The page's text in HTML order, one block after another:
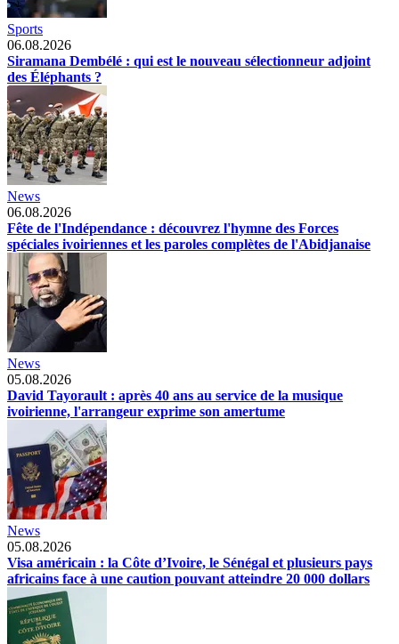
Sports
06.08.2026
Siramana Dembélé : qui est le nouveau sélectionneur adjoint
des Éléphants ?
News
06.08.2026
Fête de l'Indépendance : découvrez l'hymne des Forces
spéciales ivoiriennes et les paroles complètes de l'Abidjanaise
News
05.08.2026
David Tayorault : après 40 ans au service de la musique
ivoirienne, l'arrangeur exprime son amertume
News
05.08.2026
Visa américain : la Côte d’Ivoire, le Sénégal et plusieurs pays
africains face à une caution pouvant atteindre 20 000 dollars